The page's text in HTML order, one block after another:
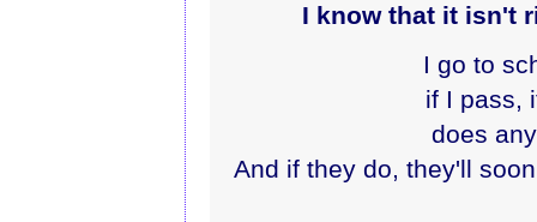
I know that it isn't
I go to
if I pass,
does
And if they do, they'll